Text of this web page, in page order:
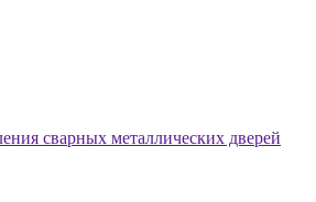
сварных металлических дверей